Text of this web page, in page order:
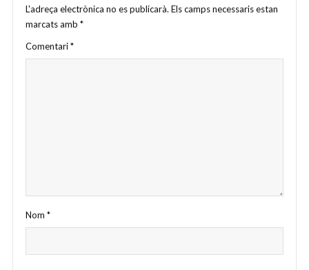
L'adreça electrònica no es publicarà. Els camps necessaris estan
marcats amb *
Comentari*
Nom *